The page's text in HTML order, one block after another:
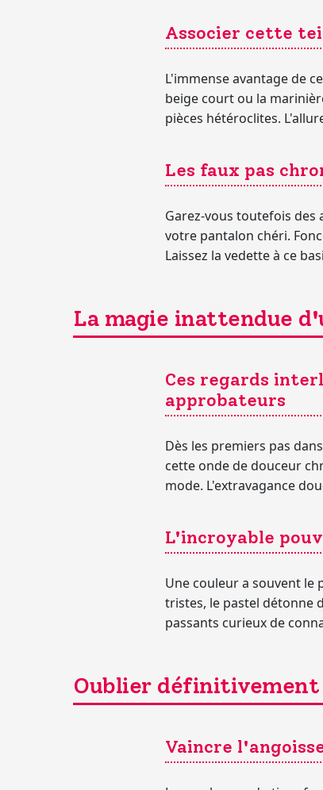
Associer cette
L'immense avantage de
beige court ou la
pièces hétéroclites.
Les faux pas
Garez-vous toutefois
votre pantalon chéri.
Laissez la vedette à ce
La magie inattendue
Ces regards
approbateurs
Dès les premiers pas
cette onde de douceur
mode. L'extravagance
L'incroyable
Une couleur a souvent le
tristes, le pastel détonne
passants curieux de
Oublier définitivement
Vaincre